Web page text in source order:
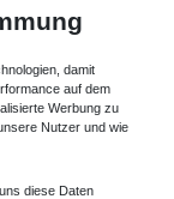
damit
auf dem
Werbung zu
Nutzer und wie
diese Daten